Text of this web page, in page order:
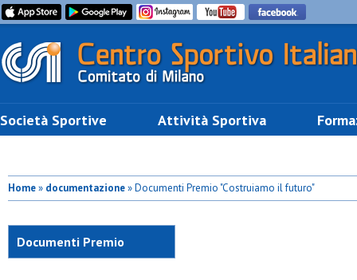
Società Sportive Attività Sportiva
Home» documentazione» Documenti Premio "Costruiamo il futuro"
Documenti Premio